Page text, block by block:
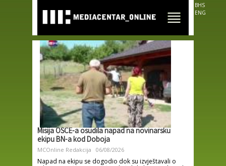
main
content
BHS
ENG
Misija OSCE-a osudila napad na novinarsku
ekipu BN-a kod Doboja
MCOnline Redakcija 06/08/2026
Napad na ekipu se dogodio dok su izvještavali o